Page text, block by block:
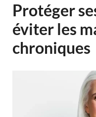
Protéger
éviter les
chroniques